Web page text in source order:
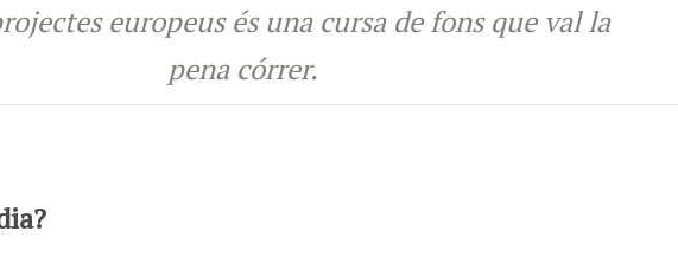
europeus és una cursa de fons que val la
pena córrer.